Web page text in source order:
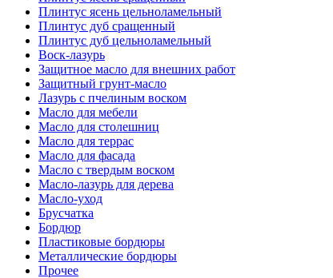
Плинтус ясень цельноламельный
Плинтус дуб сращенный
Плинтус дуб цельноламельный
Воск-лазурь
Защитное масло для внешних работ
Защитный грунт-масло
Лазурь с пчелиным воском
Масло для мебели
Масло для столешниц
Масло для террас
Масло для фасада
Масло с твердым воском
Масло-лазурь для дерева
Масло-уход
Брусчатка
Бордюр
Пластиковые бордюры
Металлические бордюры
Прочее